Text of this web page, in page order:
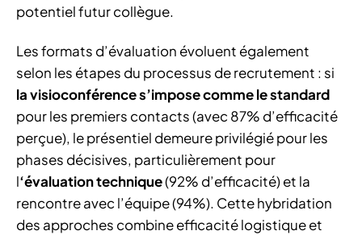
potentiel futur collègue.
Les formats d’évaluation évoluent également
selon les étapes du processus de recrutement : si
la visioconférence s’impose comme le standard
pour les premiers contacts (avec 87% d’efficacité
perçue), le présentiel demeure privilégié pour les
phases décisives, particulièrement pour
l‘évaluation technique(92% d’efficacité) et la
rencontre avec l’équipe (94%). Cette hybridation
des approches combine efficacité logistique et